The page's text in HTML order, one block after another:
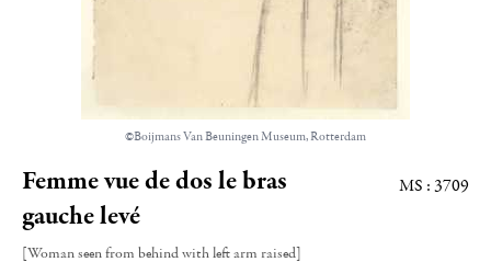
©Boijmans Van Beuningen Museum, Rotterdam
Femme vue de dos le bras
gauche levé
[Woman seen from behind with left arm raised]
MS : 3709